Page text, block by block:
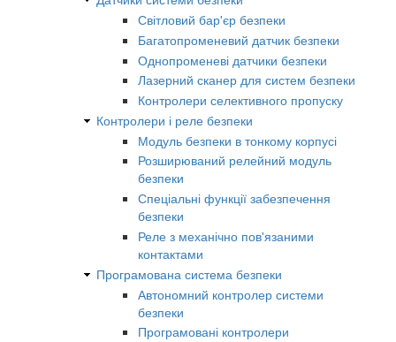
Світловий бар'єр безпеки
Багатопроменевий датчик безпеки
Однопроменеві датчики безпеки
Лазерний сканер для систем безпеки
Контролери селективного пропуску
Контролери і реле безпеки
Модуль безпеки в тонкому корпусі
Розширюваний релейний модуль
безпеки
Спеціальні функції забезпечення
безпеки
Реле з механічно пов'язаними
контактами
Програмована система безпеки
Автономний контролер системи
безпеки
Програмовані контролери